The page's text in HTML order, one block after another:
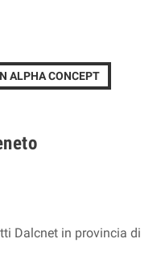
ALPHA CONCEPT
Dalcnet in provincia di